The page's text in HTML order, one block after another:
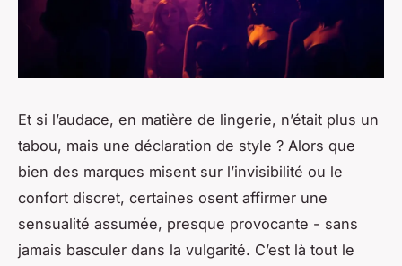
Et si l’audace, en matière de lingerie, n’était plus un
tabou, mais une déclaration de style ? Alors que
bien des marques misent sur l’invisibilité ou le
confort discret, certaines osent affirmer une
sensualité assumée, presque provocante - sans
jamais basculer dans la vulgarité. C’est là tout le